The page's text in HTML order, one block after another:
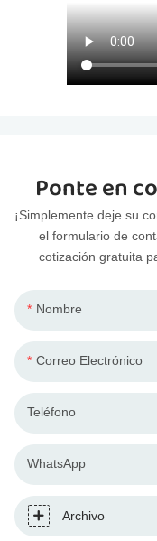
Ponte en
¡Simplemente deje su
el formulario de
cotización gratuita
Nombre
Correo Electrónico
Teléfono
WhatsApp
Archivo